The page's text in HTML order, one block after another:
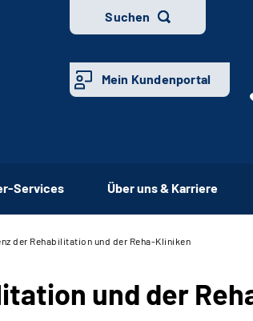
Suchen
Mein Kundenportal
Services Über uns & Karriere
der Rehabilitation und der Reha-Kliniken
und der